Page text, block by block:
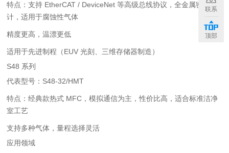
特点：支持 EtherCAT / DeviceNet 等高级总线协议，全金属密封设
计，适用于腐蚀性气体
精度更高，温漂更低
适用于先进制程（EUV 光刻、三维存储器制造）
S48 系列
代表型号：S48-32/HMT
特点：经典款热式 MFC，模拟通信为主，性价比高，适合标准洁净
室工艺
支持多种气体，量程选择灵活
应用领域
联系
顶部